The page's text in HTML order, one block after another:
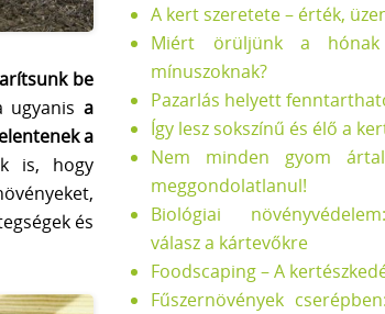
be
ugyanisa
a
is, hogy
és
A kert szeretete – érték,
Miért örüljünk a
mínuszoknak?
Pazarlás helyett
Így lesz sokszínű és élő a
Nem minden gyom
meggondolatlanul!
Biológiai
válasz a kártevőkre
Foodscaping – A
Fűszernövények